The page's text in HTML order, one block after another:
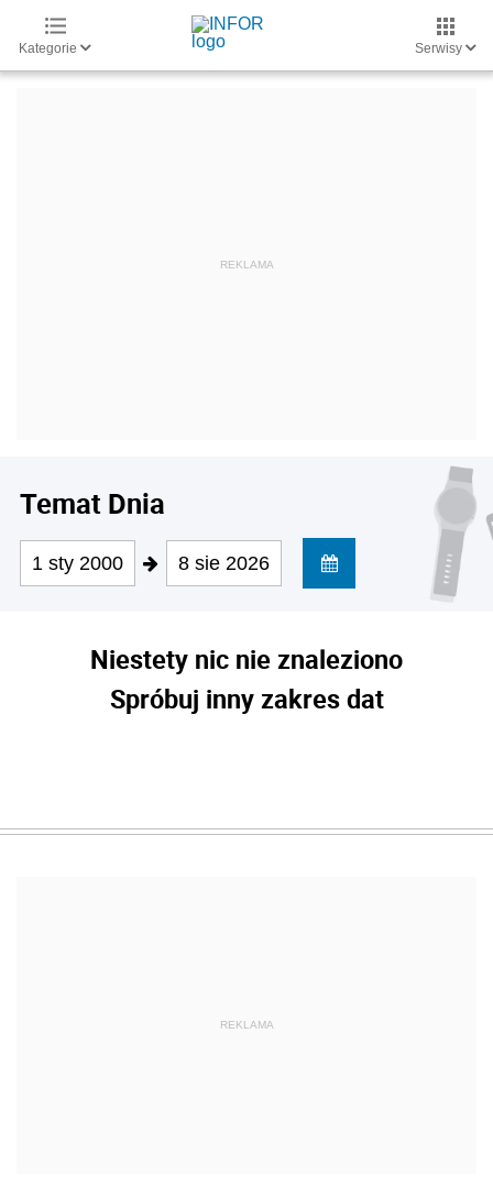
Kategorie Serwisy
Temat Dnia
1 sty 2000 8 sie 2026
Niestety nic nie znaleziono
Spróbuj inny zakres dat
REKLAMA